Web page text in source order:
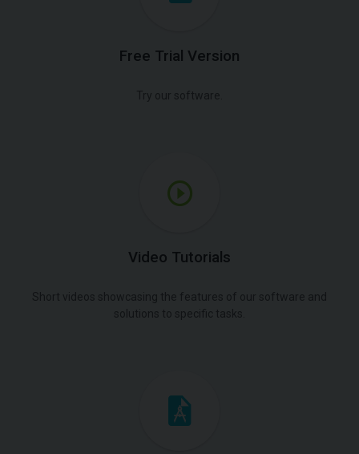
Free Trial Version
Try our software.
Video Tutorials
Short videos showcasing the features of our software and
solutions to specific tasks.